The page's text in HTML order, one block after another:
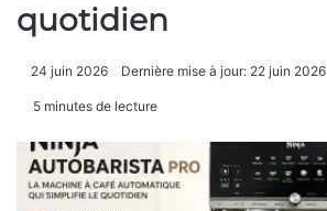
quotidien
24 juin 2026 Dernière mise à jour: 22 juin 2026
5 minutes de lecture